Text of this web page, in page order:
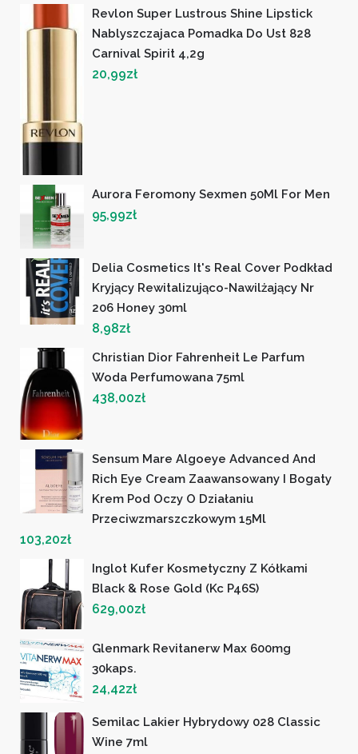
Revlon Super Lustrous Shine Lipstick
Nablyszczajaca Pomadka Do Ust 828
Carnival Spirit 4,2g
20,99zł
Aurora Feromony Sexmen 50Ml For Men
95,99zł
Delia Cosmetics It's Real Cover Podkład
Kryjący Rewitalizująco-Nawilżający Nr
206 Honey 30ml
8,98zł
Christian Dior Fahrenheit Le Parfum
Woda Perfumowana 75ml
438,00zł
Sensum Mare Algoeye Advanced And
Rich Eye Cream Zaawansowany I Bogaty
Krem Pod Oczy O Działaniu
Przeciwzmarszczkowym 15Ml
103,20zł
Inglot Kufer Kosmetyczny Z Kółkami
Black & Rose Gold (Kc P46S)
629,00zł
Glenmark Revitanerw Max 600mg
30kaps.
24,42zł
Semilac Lakier Hybrydowy 028 Classic
Wine 7ml